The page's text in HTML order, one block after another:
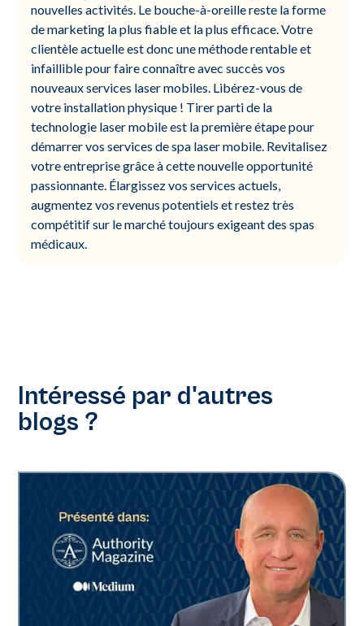
nouvelles activités. Le bouche-à-oreille reste la forme
de marketing la plus fiable et la plus efficace. Votre
clientèle actuelle est donc une méthode rentable et
infaillible pour faire connaître avec succès vos
nouveaux services laser mobiles. Libérez-vous de
votre installation physique ! Tirer parti de la
technologie laser mobile est la première étape pour
démarrer vos services de spa laser mobile. Revitalisez
votre entreprise grâce à cette nouvelle opportunité
passionnante. Élargissez vos services actuels,
augmentez vos revenus potentiels et restez très
compétitif sur le marché toujours exigeant des spas
médicaux.
Intéressé par d'autres
blogs ?